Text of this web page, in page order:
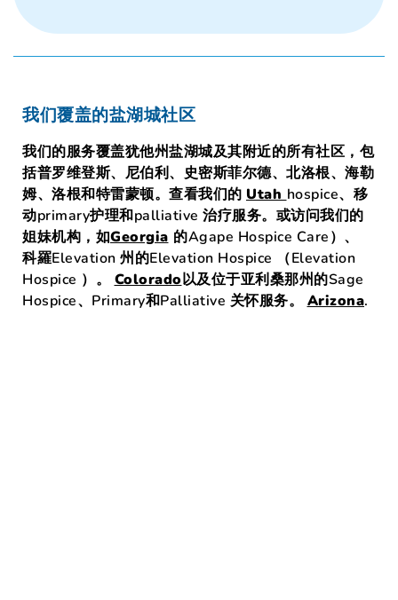
我们覆盖的盐湖城社区
我们的服务覆盖犹他州盐湖城及其附近的所有社区，包
括普罗维登斯、尼伯利、史密斯菲尔德、北洛根、海勒
姆、洛根和特雷蒙顿。查看我们的 Utah hospice、移
动primary护理和palliative 治疗服务。或访问我们的
姐妹机构 ，如Georgia 的Agape Hospice Care）、
科羅Elevation 州的Elevation Hospice （Elevation
Hospice ）。 Colorado以及位于亚利桑那州的Sage
Hospice、Primary和Palliative 关怀服务。 Arizona.